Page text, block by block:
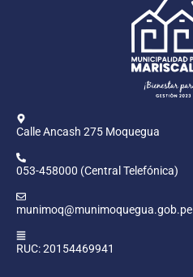
Calle Ancash 275 Moquegua
053-458000 (Central Telefónica)
munimoq@munimoquegua.gob.pe
RUC: 20154469941